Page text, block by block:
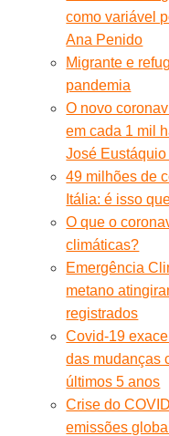
como variável
Ana Penido
Migrante e
pandemia
O novo
em cada 1 mil
José
49 milhões de
Itália: é isso
O que o
climáticas?
Emergência
metano
registrados
Covid-19
das mudanças
últimos 5 anos
Crise do
emissões